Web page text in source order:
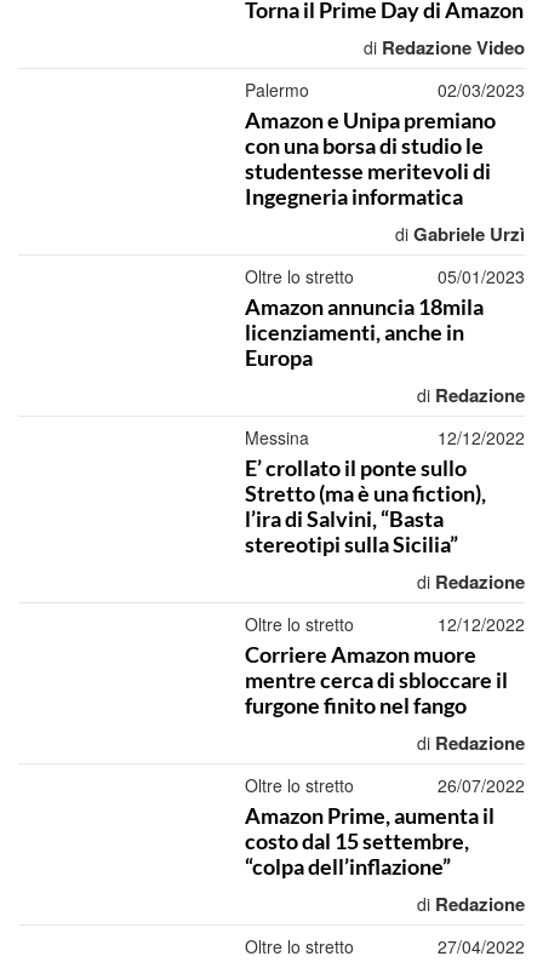
Torna il Prime Day di Amazon
di Redazione Video
Palermo 02/03/2023
Amazon e Unipa premiano
con una borsa di studio le
studentesse meritevoli di
Ingegneria informatica
di Gabriele Urzì
Oltre lo stretto 05/01/2023
Amazon annuncia 18mila
licenziamenti, anche in
Europa
di Redazione
Messina 12/12/2022
E’ crollato il ponte sullo
Stretto (ma è una fiction),
l’ira di Salvini, “Basta
stereotipi sulla Sicilia”
di Redazione
Oltre lo stretto 12/12/2022
Corriere Amazon muore
mentre cerca di sbloccare il
furgone finito nel fango
di Redazione
Oltre lo stretto 26/07/2022
Amazon Prime, aumenta il
costo dal 15 settembre,
“colpa dell’inflazione”
di Redazione
Oltre lo stretto 27/04/2022